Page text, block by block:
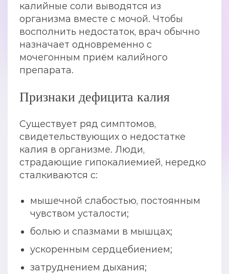
калийные соли выводятся из
организма вместе с мочой. Чтобы
восполнить недостаток, врач обычно
назначает одновременно с
мочегонным приём калийного
препарата.
Признаки дефицита калия
Существует ряд симптомов,
свидетельствующих о недостатке
калия в организме. Люди,
страдающие гипокалиемией, нередко
сталкиваются с:
мышечной слабостью, постоянным
чувством усталости;
болью и спазмами в мышцах;
ускоренным сердцебиением;
затруднением дыхания;